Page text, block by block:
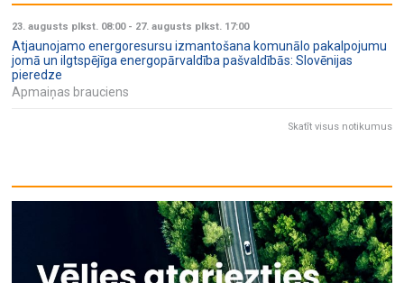
23. augusts plkst. 08:00- 27. augusts plkst. 17:00
Atjaunojamo energoresursu izmantošana komunālo pakalpojumu
jomā un ilgtspējīga energopārvaldība pašvaldībās: Slovēnijas
pieredze
Apmaiņas brauciens
Skatīt visus notikumus